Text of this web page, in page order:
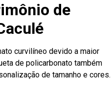
de
curvilíneo devido a maior
de policarbonato também
de tamanho e cores.